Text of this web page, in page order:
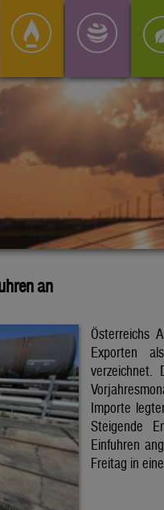
an
Österreichs
Exporten
verzeichnet.
Importe
Steigende
Einfuhren
Freitag in